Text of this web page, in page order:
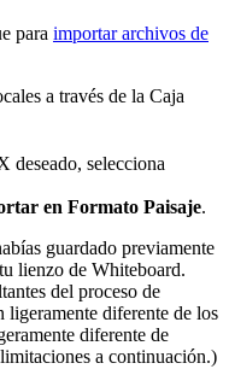
para importar archivos de
a través de la Caja
deseado, selecciona
en Formato Paisaje.
guardado previamente
lienzo de Whiteboard.
del proceso de
diferente de los
diferente de
a continuación.)